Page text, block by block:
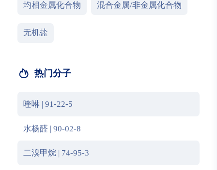
均相金属化合物 混合金属/非金属化合物
无机盐
热门分子
喹啉 | 91-22-5
水杨醛 | 90-02-8
二溴甲烷 | 74-95-3